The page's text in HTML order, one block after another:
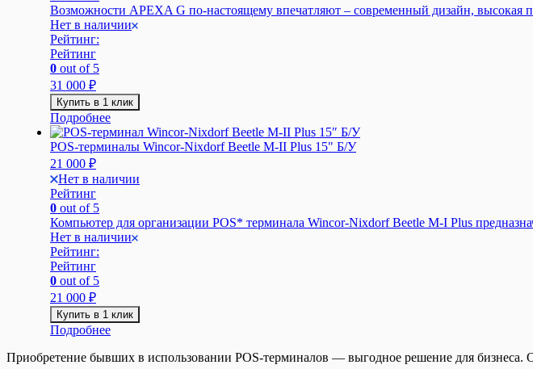
Возможности APEXA G по-настоящему впечатляют – современный дизайн, высокая
Нет в наличии
Рейтинг:
Рейтинг
0 out of 5
31 000 ₽
Купить в 1 клик
Подробнее
POS-терминалы Wincor-Nixdorf Beetle M-II Plus 15" Б/У
21 000 ₽
Нет в наличии
Рейтинг
0 out of 5
Компьютер для организации POS* терминала Wincor-Nixdorf Beetle M-I Plus
Нет в наличии
Рейтинг:
Рейтинг
0 out of 5
21 000 ₽
Купить в 1 клик
Подробнее
Приобретение бывших в использовании POS-терминалов — выгодное решение для